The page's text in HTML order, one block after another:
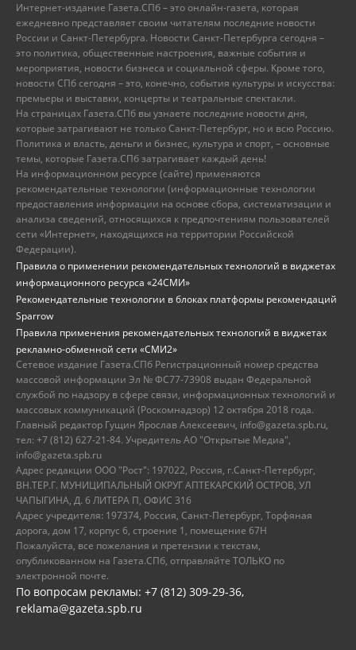
Интернет-издание Газета.СПб – это онлайн-газета, которая
ежедневно представляет своим читателям последние новости
России и Санкт-Петербурга. Новости Санкт-Петербурга сегодня –
это политика, общественные настроения, важные события и
мероприятия, новости бизнеса и социальной сферы. Кроме того,
новости СПб сегодня – это, конечно, события культуры и искусства:
премьеры и выставки, концерты и театральные спектакли.
На страницах Газета.СПб вы узнаете последние новости дня,
которые затрагивают не только Санкт-Петербург, но и всю Россию.
Политика и власть, деньги и бизнес, культура и спорт, – основные
темы, которые Газета.СПб затрагивает каждый день!
На информационном ресурсе (сайте) применяются
рекомендательные технологии (информационные технологии
предоставления информации на основе сбора, систематизации и
анализа сведений, относящихся к предпочтениям пользователей
сети «Интернет», находящихся на территории Российской
Федерации).
Правила о применении рекомендательных технологий в виджетах
информационного ресурса «24СМИ»
Рекомендательные технологии в блоках платформы рекомендаций
Sparrow
Правила применения рекомендательных технологий в виджетах
рекламно-обменной сети «СМИ2»
Сетевое издание Газета.СПб Регистрационный номер средства
массовой информации Эл № ФС77-73908 выдан Федеральной
службой по надзору в сфере связи, информационных технологий и
массовых коммуникаций (Роскомнадзор) 12 октября 2018 года.
Главный редактор Гущин Ярослав Алексеевич, info@gazeta.spb.ru,
тел: +7 (812) 627-21-84. Учредитель АО "Открытые Медиа",
info@gazeta.spb.ru
Адрес редакции ООО "Рост": 197022, Россия, г.Санкт-Петербург,
ВН.ТЕР.Г. МУНИЦИПАЛЬНЫЙ ОКРУГ АПТЕКАРСКИЙ ОСТРОВ, УЛ
ЧАПЫГИНА, Д. 6 ЛИТЕРА П, ОФИС 316
Адрес учредителя: 197374, Россия, Санкт-Петербург, Торфяная
дорога, дом 17, корпус 6, строение 1, помещение 67Н
Пожалуйста, все пожелания и претензии к текстам,
опубликованном на Газета.СПб, отправляйте ТОЛЬКО по
электронной почте.
По вопросам рекламы: +7 (812) 309-29-36,
reklama@gazeta.spb.ru